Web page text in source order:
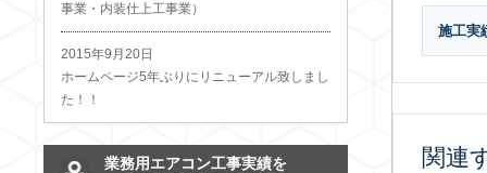
施工実
関連
事業・内装仕上工事業）
2015年9月20日
ホームページ5年ぶりにリニューアル致しまし
た！！
業務用エアコン工事実績を